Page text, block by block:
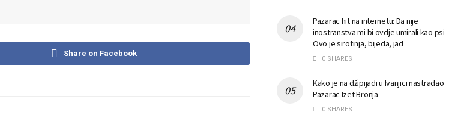
Share on Facebook
Pazarac hit na internetu: Da nije
inostranstva mi bi ovdje umirali kao psi –
Ovo je sirotinja, bijeda, jad
0 SHARES
Kako je na džipijadi u Ivanjici nastradao
Pazarac Izet Bronja
0 SHARES